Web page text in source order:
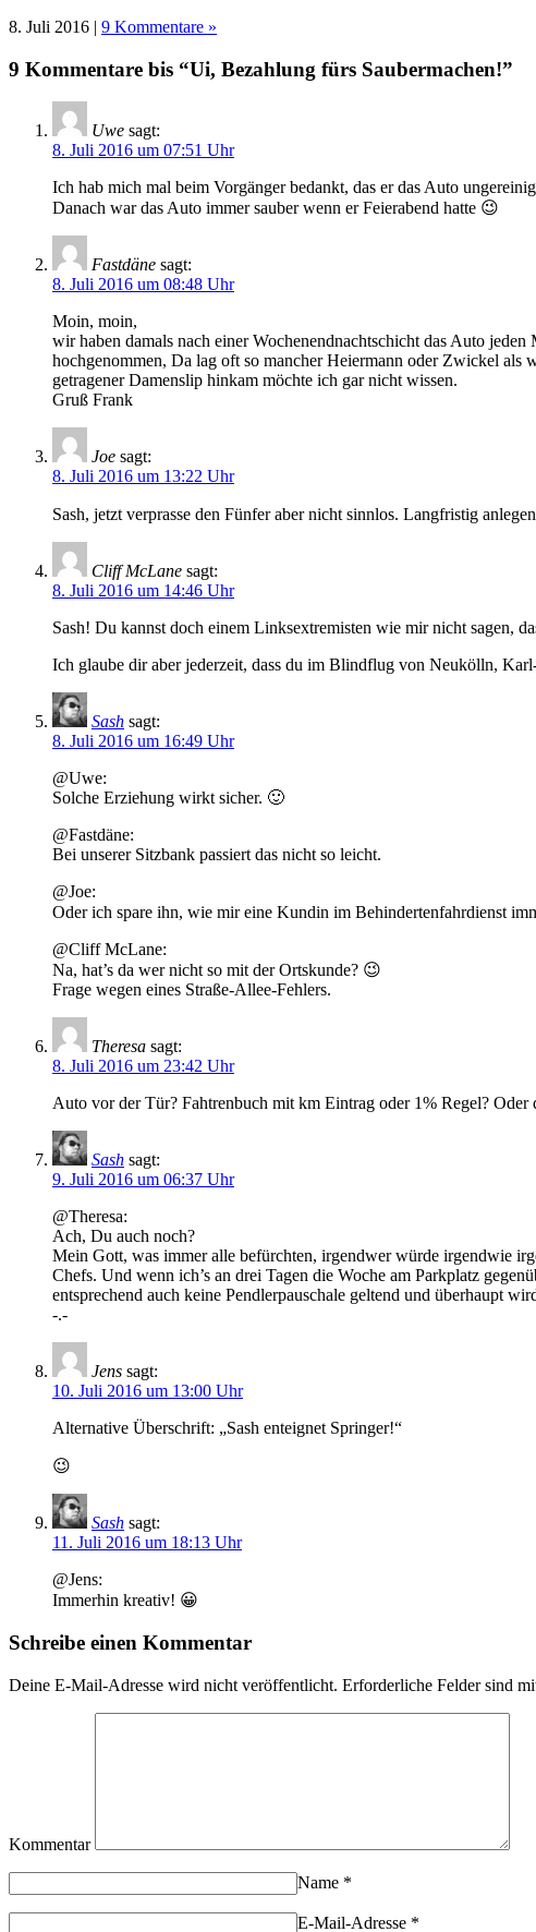
8. Juli 2016 | 9 Kommentare »
9 Kommentare bis “Ui, Bezahlung fürs Saubermachen!”
Uwe sagt:
8. Juli 2016 um 07:51 Uhr
Ich hab mich mal beim Vorgänger bedankt, das er das Auto
Danach war das Auto immer sauber wenn er Feierabend hatte 😉
Fastdäne sagt:
8. Juli 2016 um 08:48 Uhr
Moin, moin,
wir haben damals nach einer Wochenendnachtschicht das Auto
hochgenommen, Da lag oft so mancher Heiermann oder Zwickel als
getragener Damenslip hinkam möchte ich gar nicht wissen.
Gruß Frank
Joe sagt:
8. Juli 2016 um 13:22 Uhr
Sash, jetzt verprasse den Fünfer aber nicht sinnlos. Langfristig
Cliff McLane sagt:
8. Juli 2016 um 14:46 Uhr
Sash! Du kannst doch einem Linksextremisten wie mir nicht sagen,
Ich glaube dir aber jederzeit, dass du im Blindflug von Neukölln,
Sash sagt:
8. Juli 2016 um 16:49 Uhr
@Uwe:
Solche Erziehung wirkt sicher. 🙂
@Fastdäne:
Bei unserer Sitzbank passiert das nicht so leicht.
@Joe:
Oder ich spare ihn, wie mir eine Kundin im Behindertenfahrdienst
@Cliff McLane:
Na, hat’s da wer nicht so mit der Ortskunde? 😉
Frage wegen eines Straße-Allee-Fehlers.
Theresa sagt:
8. Juli 2016 um 23:42 Uhr
Auto vor der Tür? Fahtrenbuch mit km Eintrag oder 1% Regel? Oder
Sash sagt:
9. Juli 2016 um 06:37 Uhr
@Theresa:
Ach, Du auch noch?
Mein Gott, was immer alle befürchten, irgendwer würde irgendwie
Chefs. Und wenn ich’s an drei Tagen die Woche am Parkplatz
entsprechend auch keine Pendlerpauschale geltend und überhaupt
-.-
Jens sagt:
10. Juli 2016 um 13:00 Uhr
Alternative Überschrift: „Sash enteignet Springer!“
😉
Sash sagt:
11. Juli 2016 um 18:13 Uhr
@Jens:
Immerhin kreativ! 😀
Schreibe einen Kommentar
Deine E-Mail-Adresse wird nicht veröffentlicht. Erforderliche Felder sind
Kommentar
Name *
E-Mail-Adresse *